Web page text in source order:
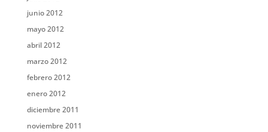
junio 2012
mayo 2012
abril 2012
marzo 2012
febrero 2012
enero 2012
diciembre 2011
noviembre 2011